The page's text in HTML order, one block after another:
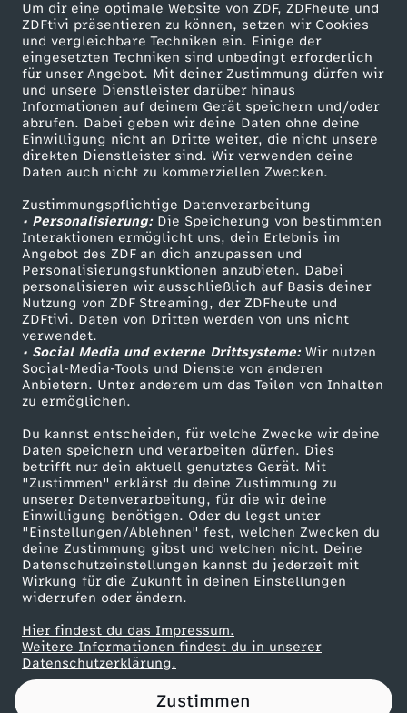
Um dir eine optimale Website von ZDF, ZDFheute und
ZDFtivi präsentieren zu können, setzen wir Cookies
und vergleichbare Techniken ein. Einige der
eingesetzten Techniken sind unbedingt erforderlich
für unser Angebot. Mit deiner Zustimmung dürfen wir
und unsere Dienstleister darüber hinaus
Informationen auf deinem Gerät speichern und/oder
abrufen. Dabei geben wir deine Daten ohne deine
Einwilligung nicht an Dritte weiter, die nicht unsere
direkten Dienstleister sind. Wir verwenden deine
Daten auch nicht zu kommerziellen Zwecken.
Zustimmungspflichtige Datenverarbeitung
• Personalisierung:Die Speicherung von bestimmten
Interaktionen ermöglicht uns, dein Erlebnis im
Angebot des ZDF an dich anzupassen und
Personalisierungsfunktionen anzubieten. Dabei
personalisieren wir ausschließlich auf Basis deiner
Nutzung von ZDF Streaming, der ZDFheute und
ZDFtivi. Daten von Dritten werden von uns nicht
verwendet.
• Social Media und externe Drittsysteme:Wir nutzen
Social-Media-Tools und Dienste von anderen
Anbietern. Unter anderem um das Teilen von Inhalten
zu ermöglichen.
Du kannst entscheiden, für welche Zwecke wir deine
Daten speichern und verarbeiten dürfen. Dies
betrifft nur dein aktuell genutztes Gerät. Mit
"Zustimmen" erklärst du deine Zustimmung zu
unserer Datenverarbeitung, für die wir deine
Einwilligung benötigen. Oder du legst unter
"Einstellungen/Ablehnen" fest, welchen Zwecken du
deine Zustimmung gibst und welchen nicht. Deine
Datenschutzeinstellungen kannst du jederzeit mit
Wirkung für die Zukunft in deinen Einstellungen
widerrufen oder ändern.
Hier findest du das Impressum.
Weitere Informationen findest du in unserer
Datenschutzerklärung.
Zustimmen
s
s
u
n
g
s
u
r
k
u
n
d
e
n
f
ü
Mehr ZDF
ZDF-Apps
Smart TV
ZDFtext
Livestreams
Sendungen A-Z
TV-Programm
Service
ZDFmitreden
Kontakt zum ZDF
Tickets
Zuschauerservice
Hilfe
ZDF Unternehmen
Karriere
ZDF goes Schule
Werbefernsehen
Mainzelmännchen
Partner